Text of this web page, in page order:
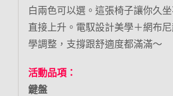
白兩色可以選。這張椅子讓你久
直接上升。電馭設計美學＋網布
學調整，支撐跟舒適度都滿滿～
活動品項：
鍵盤